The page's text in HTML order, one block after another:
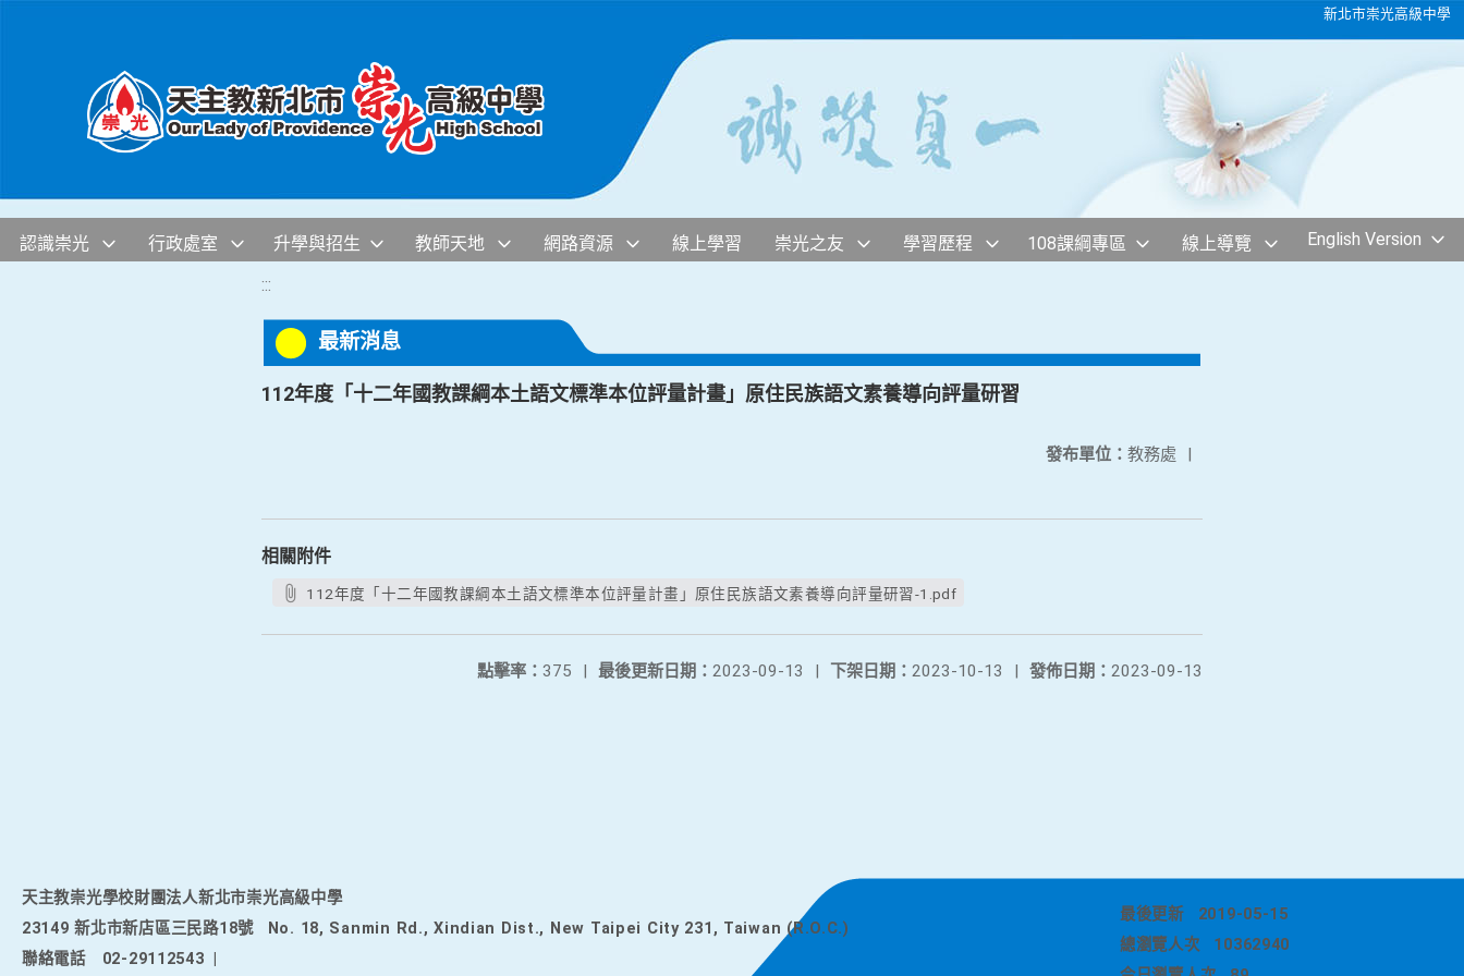
新北市崇光高級中學
認識崇光 行政處室 升學與招生 教師天地 網路資源 線上學習 崇光之友 學習歷程 108課綱專區 線上導覽 English Version
:::
最新消息
112年度「十二年國教課綱本土語文標準本位評量計畫」原住民族語文素養導向評量研習
發布單位： 教務處 |
相關附件
112年度「十二年國教課綱本土語文標準本位評量計畫」原住民族語文素養導向評量研習-1.pdf
發佈日期： 2023-09-13
下架日期： 2023-10-13 |
最後更新日期： 2023-09-13 |
點擊率： 375 |
天主教崇光學校財團法人新北市崇光高級中學
23149 新北市新店區三民路18號
No. 18, Sanmin Rd., Xindian Dist., New Taipei City 231, Taiwan (R.O.C.)
聯絡電話
02-29112543
最後更新
2019-05-15
總瀏覽人次
10362940